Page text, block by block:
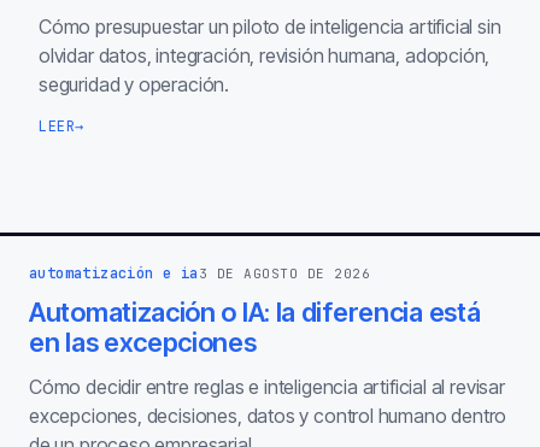
Cómo presupuestar un piloto de inteligencia artificial sin
olvidar datos, integración, revisión humana, adopción,
seguridad y operación.
LEER→
automatización e ia 3 DE AGOSTO DE 2026
Automatización o IA: la diferencia está
en las excepciones
Cómo decidir entre reglas e inteligencia artificial al revisar
excepciones, decisiones, datos y control humano dentro